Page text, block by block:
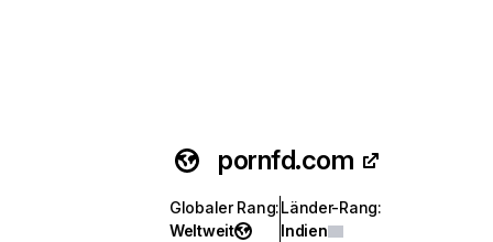
pornfd.com
Globaler Rang:
Weltweit
Länder-Rang:
Indien